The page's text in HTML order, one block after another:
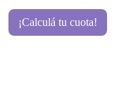
¡Calculá tu cuota!